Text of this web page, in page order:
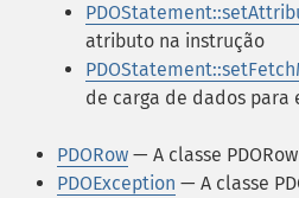
atributo na instrução
de carga de dados para
PDORow — A classe PDORow
PDOException — A classe